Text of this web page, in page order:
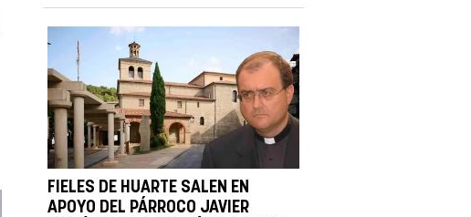
FIELES DE HUARTE SALEN EN
APOYO DEL PÁRROCO JAVIER